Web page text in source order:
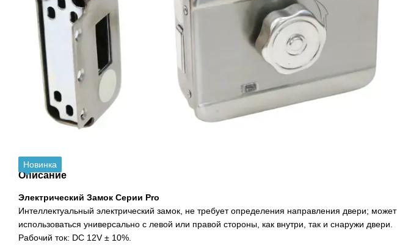
Новинка
Описание
Электрический Замок Серии Pro
Интеллектуальный электрический замок, не требует определения направления двери; может
использоваться универсально с левой или правой стороны, как внутри, так и снаружи двери.
Рабочий ток: DC 12V ± 10%.